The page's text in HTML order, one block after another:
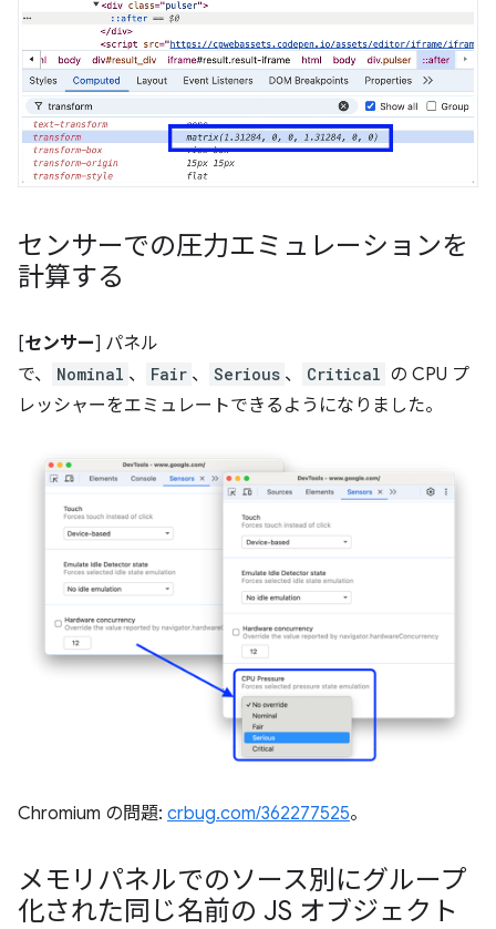
センサーでの圧力エミュレーションを
計算する
[センサー] パネル
で、
Nominal 、 Fair 、 Serious 、 Critical の CPU プ
レッシャーをエミュレートできるようになりました。
Chromium の問題: crbug.com/362277525。
メモリパネルでのソース別にグループ
化された同じ名前の JS オブジェクト